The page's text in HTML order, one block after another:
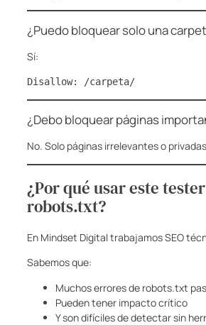
¿Puedo bloquear solo una
Sí:
Disallow: /carpeta/
¿Debo bloquear páginas
No. Solo páginas irrelevantes o
¿Por qué usar este
robots.txt?
En Mindset Digital trabajamos SEO
Sabemos que:
Muchos errores de robots.txt
Pueden tener impacto crítico
Y son difíciles de detectar sin